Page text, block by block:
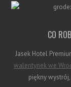
CO
Jasek Hotel
walentynek we
piękny